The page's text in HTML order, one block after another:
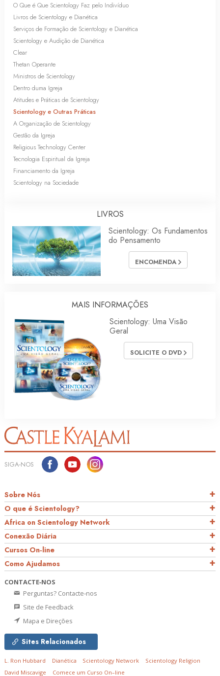
O Que é Que Scientology Faz pelo Indivíduo
Livros de Scientology e Dianética
Serviços de Formação de Scientology e Dianética
Scientology e Audição de Dianética
Clear
Thetan Operante
Ministros de Scientology
Dentro duma Igreja
Atitudes e Práticas de Scientology
Scientology e Outras Práticas
A Organização de Scientology
Gestão da Igreja
Religious Technology Center
Tecnologia Espiritual da Igreja
Financiamento da Igreja
Scientology na Sociedade
LIVROS
Scientology: Os Fundamentos
do Pensamento
ENCOMENDA
MAIS INFORMAÇÕES
Scientology: Uma Visão
Geral
SOLICITE O DVD
SIGA‑NOS
Sobre Nós
O que é Scientology?
Africa on Scientology Network
Conexão Diária
Cursos On‑line
Como Ajudamos
CONTACTE‑NOS
Perguntas? Contacte‑nos
Site de Feedback
Mapa e Direções
Sites Relacionados
L. Ron Hubbard Dianética Scientology Network
Scientology Religion
David Miscavige
Comece um Curso On–line